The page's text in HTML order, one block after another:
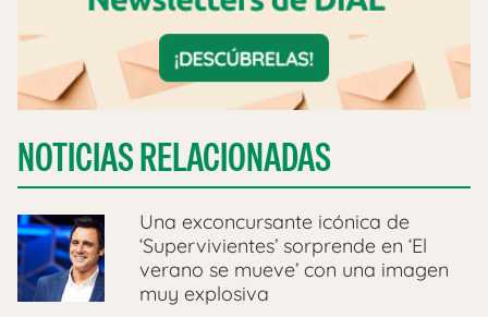
NOTICIAS RELACIONADAS
Una exconcursante icónica de
‘Supervivientes’ sorprende en ‘El
verano se mueve’ con una imagen
muy explosiva